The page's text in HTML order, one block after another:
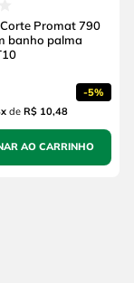
Promat 790
banho palma
-5%
xde R$ 10,48
AO CARRINHO